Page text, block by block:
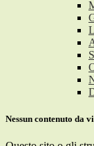
Nessun contenuto da